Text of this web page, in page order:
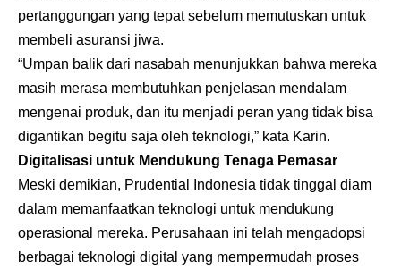
pertanggungan yang tepat sebelum memutuskan untuk
membeli asuransi jiwa.
“Umpan balik dari nasabah menunjukkan bahwa mereka
masih merasa membutuhkan penjelasan mendalam
mengenai produk, dan itu menjadi peran yang tidak bisa
digantikan begitu saja oleh teknologi,” kata Karin.
Digitalisasi untuk Mendukung Tenaga Pemasar
Meski demikian, Prudential Indonesia tidak tinggal diam
dalam memanfaatkan teknologi untuk mendukung
operasional mereka. Perusahaan ini telah mengadopsi
berbagai teknologi digital yang mempermudah proses